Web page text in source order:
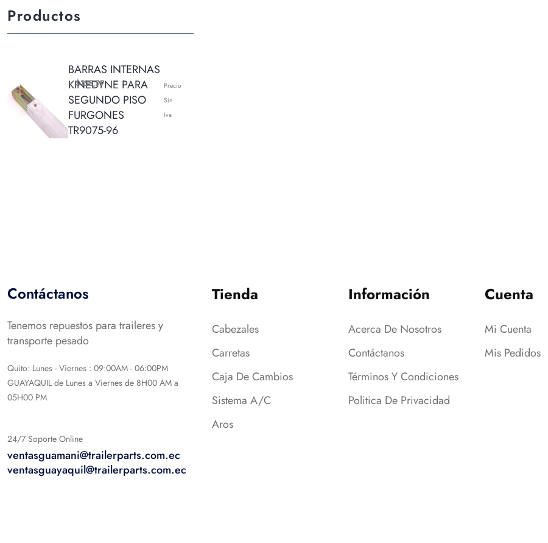
Productos
BARRAS INTERNAS
KINEDYNE PARA
SEGUNDO PISO
FURGONES
TR9075-96
$228,99
$155,71
Precio
Sin
Iva
Contáctanos
Tenemos repuestos para traileres y
transporte pesado
Quito: Lunes - Viernes : 09:00AM - 06:00PM
GUAYAQUIL de Lunes a Viernes de 8H00 AM a
05H00 PM
24/7 Soporte Online
ventasguamani@trailerparts.com.ec
ventasguayaquil@trailerparts.com.ec
Tienda
Cabezales
Carretas
Caja De Cambios
Sistema A/C
Aros
Información
Acerca De Nosotros
Contáctanos
Términos Y Condiciones
Politica De Privacidad
Cuenta
Mi Cuenta
Mis Pedidos